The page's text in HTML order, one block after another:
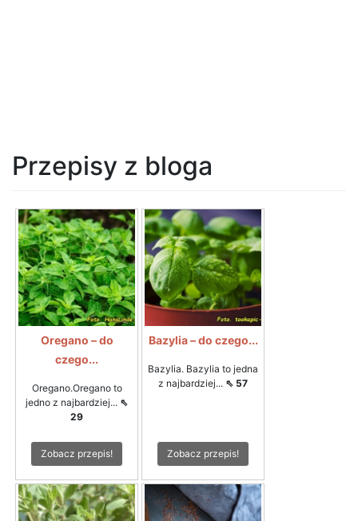
Przepisy z bloga
Oregano – do
czego...
Oregano.Oregano to
jedno z najbardziej... ⇖
29
Zobacz przepis!
Bazylia – do czego...
Bazylia. Bazylia to jedna
z najbardziej... ⇖ 57
Zobacz przepis!